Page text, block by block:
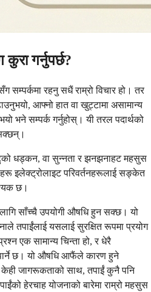
गर्नुपर्छ?
सम्पर्कमा रहनु सधैं राम्रो विचार हो। तर
आफ्नो हात वा खुट्टामा असामान्य
भने सम्पर्क गर्नुहोस्। यी तरल पदार्थको
धड्कन, वा सुन्नता र झनझनाहट महसुस
इलेक्ट्रोलाइट परिवर्तनहरूलाई सङ्केत
छ।
साँच्चै उपयोगी औषधि हुन सक्छ। यो
तपाईंलाई यसलाई सुरक्षित रूपमा प्रयोग
एक सामान्य चिन्ता हो, र धेरै
छ। यो औषधि आफैंले कारण हुने
जागरूकताको साथ, तपाईं कुनै पनि
हेरचाह योजनाको बारेमा राम्रो महसुस